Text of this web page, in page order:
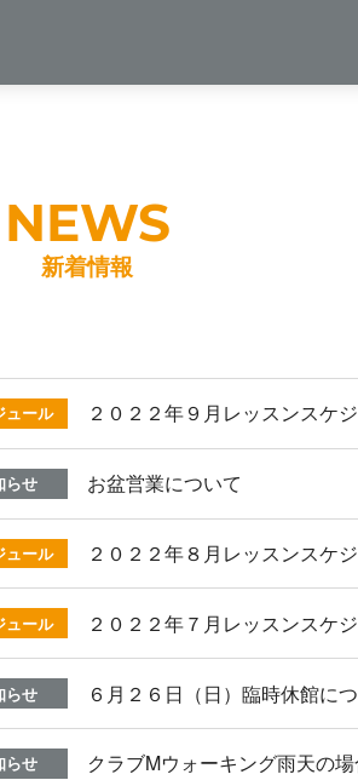
新着情報
ュール ２０２２年９月レッスンスケ
らせ お盆営業について
ュール ２０２２年８月レッスンスケ
ュール ２０２２年７月レッスンスケ
らせ ６月２６日（日）臨時休館に
らせ クラブMウォーキング雨天の